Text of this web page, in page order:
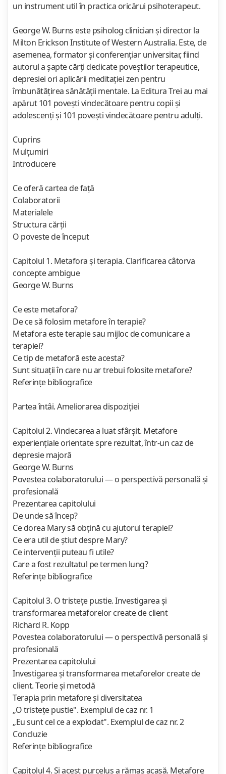
un instrument util în practica oricărui psihoterapeut.
George W. Burns este psiholog clinician şi director la
Milton Erickson Institute of Western Australia. Este, de
asemenea, formator şi conferenţiar universitar, fiind
autorul a şapte cărţi dedicate poveştilor terapeutice,
depresiei ori aplicării meditaţiei zen pentru
îmbunătăţirea sănătăţii mentale. La Editura Trei au mai
apărut 101 poveşti vindecătoare pentru copii şi
adolescenţi şi 101 poveşti vindecătoare pentru adulţi.
Cuprins
Mulţumiri
Introducere
Ce oferă cartea de faţă
Colaboratorii
Materialele
Structura cărţii
O poveste de început
Capitolul 1. Metafora şi terapia. Clarificarea câtorva
concepte ambigue
George W. Burns
Ce este metafora?
De ce să folosim metafore în terapie?
Metafora este terapie sau mijloc de comunicare a
terapiei?
Ce tip de metaforă este acesta?
Sunt situaţii în care nu ar trebui folosite metafore?
Referinţe bibliografice
Partea întâi. Ameliorarea dispoziţiei
Capitolul 2. Vindecarea a luat sfârşit. Metafore
experienţiale orientate spre rezultat, într-un caz de
depresie majoră
George W. Burns
Povestea colaboratorului — o perspectivă personală şi
profesională
Prezentarea capitolului
De unde să încep?
Ce dorea Mary să obţină cu ajutorul terapiei?
Ce era util de ştiut despre Mary?
Ce intervenţii puteau fi utile?
Care a fost rezultatul pe termen lung?
Referinţe bibliografice
Capitolul 3. O tristeţe pustie. Investigarea şi
transformarea metaforelor create de client
Richard R. Kopp
Povestea colaboratorului — o perspectivă personală şi
profesională
Prezentarea capitolului
Investigarea şi transformarea metaforelor create de
client. Teorie şi metodă
Terapia prin metafore şi diversitatea
„O tristeţe pustie". Exemplul de caz nr. 1
„Eu sunt cel ce a explodat". Exemplul de caz nr. 2
Concluzie
Referinţe bibliografice
Capitolul 4. Şi acest purceluş a rămas acasă. Metafore